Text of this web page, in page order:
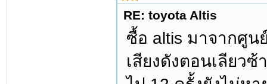
RE: toyota Altis
ซื้อ altis มาจากศูน
เสียงดังตอนเลียว